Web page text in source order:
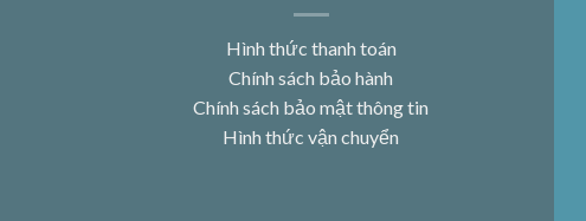
Hình thức thanh toán
Chính sách bảo hành
Chính sách bảo mật thông tin
Hình thức vận chuyển